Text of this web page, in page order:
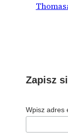
Zapisz
Wpisz adres